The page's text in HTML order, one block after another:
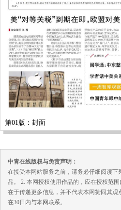
第01版：封面
中青在线版权与免责声明：
在接受本网站服务之前，请务必仔细阅读
品。 2. 本网授权使用作品的，应在授权范
在于传递更多信息，并不代表本网赞同其
在30日内与本网联系。